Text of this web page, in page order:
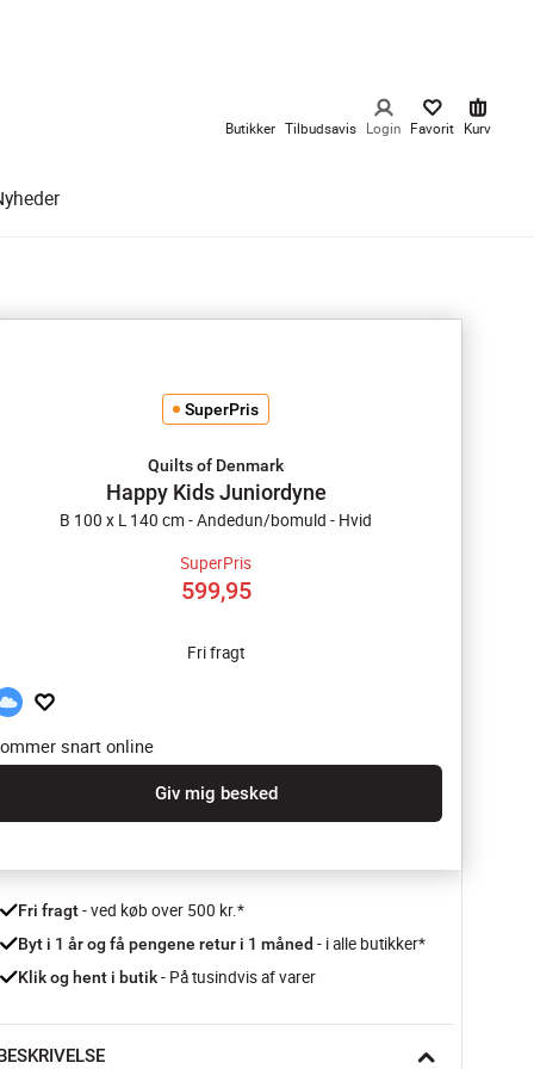
Butikker Tilbudsavis Login Favorit Kurv
SuperPris
Quilts of Denmark
Happy Kids Juniordyne
B 100 x L 140 cm - Andedun/bomuld - Hvid
SuperPris
599,95
Fri fragt
snart online
Giv mig besked
Fri fragt - ved køb over 500 kr.*
Byt i 1 år og få pengene retur i 1 måned - i alle butikker*
Klik og hent i butik - På tusindvis af varer